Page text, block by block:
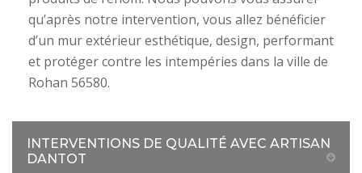
qu’après notre intervention, vous allez bénéficier
d’un mur extérieur esthétique, design, performant
et protéger contre les intempéries dans la ville de
Rohan 56580.
INTERVENTIONS DE QUALITÉ AVEC ARTISAN
DANTOT